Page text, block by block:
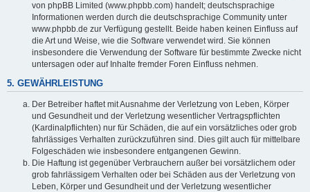
von phpBB Limited (www.phpbb.com) handelt; deutschsprachige
Informationen werden durch die deutschsprachige Community unter
www.phpbb.de zur Verfügung gestellt. Beide haben keinen Einfluss auf
die Art und Weise, wie die Software verwendet wird. Sie können
insbesondere die Verwendung der Software für bestimmte Zwecke nicht
untersagen oder auf Inhalte fremder Foren Einfluss nehmen.
5. GEWÄHRLEISTUNG
Der Betreiber haftet mit Ausnahme der Verletzung von Leben, Körper
und Gesundheit und der Verletzung wesentlicher Vertragspflichten
(Kardinalpflichten) nur für Schäden, die auf ein vorsätzliches oder grob
fahrlässiges Verhalten zurückzuführen sind. Dies gilt auch für mittelbare
Folgeschäden wie insbesondere entgangenen Gewinn.
Die Haftung ist gegenüber Verbrauchern außer bei vorsätzlichem oder
grob fahrlässigem Verhalten oder bei Schäden aus der Verletzung von
Leben, Körper und Gesundheit und der Verletzung wesentlicher